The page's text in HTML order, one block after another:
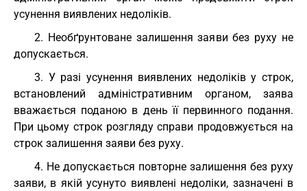
усунення виявлених недоліків.
2. Необґрунтоване залишення заяви без руху не
допускається.
3. У разі усунення виявлених недоліків у строк,
встановлений адміністративним органом, заява
вважається поданою в день її первинного подання.
При цьому строк розгляду справи продовжується на
строк залишення заяви без руху.
4. Не допускається повторне залишення без руху
заяви, в якій усунуто виявлені недоліки, зазначені в